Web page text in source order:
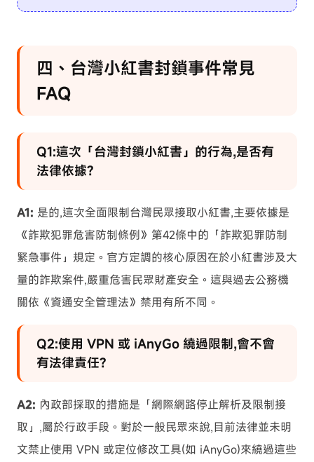
四、台灣小紅書封鎖事件常見
FAQ
Q1:這次「台灣封鎖小紅書」的行為,是否有
法律依據?
A1: 是的,這次全面限制台灣民眾接取小紅書,主要依據是
《詐欺犯罪危害防制條例》第42條中的「詐欺犯罪防制
緊急事件」規定。官方定調的核心原因在於小紅書涉及大
量的詐欺案件,嚴重危害民眾財產安全。這與過去公務機
關依《資通安全管理法》禁用有所不同。
Q2:使用 VPN 或 iAnyGo 繞過限制,會不會
有法律責任?
A2: 內政部採取的措施是「網際網路停止解析及限制接
取」,屬於行政手段。對於一般民眾來說,目前法律並未明
文禁止使用 VPN 或定位修改工具(如 iAnyGo)來繞過這些